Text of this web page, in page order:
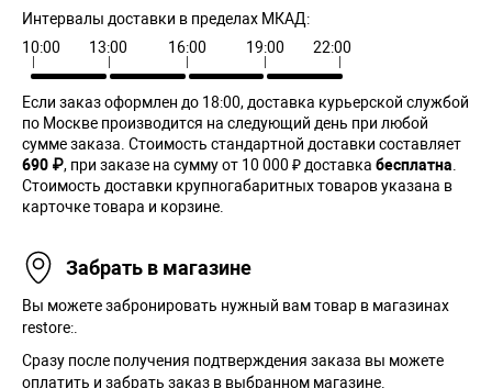
Интервалы доставки в пределах МКАД:
10:00
13:00 16:00 19:00 22:00
Если заказ оформлен до 18:00, доставка курьерской службой
по Москве производится на следующий день при любой
сумме заказа. Cтоимость стандартной доставки составляет
690 ₽, при заказе на сумму от 10 000 ₽ доставка бесплатна
Стоимость доставки крупногабаритных товаров указана в
карточке товара и корзине.
Забрать в магазине
Вы можете забронировать нужный вам товар в магазинах
restore:.
Сразу после получения подтверждения заказа вы можете
оплатить и забрать заказ в выбранном магазине.